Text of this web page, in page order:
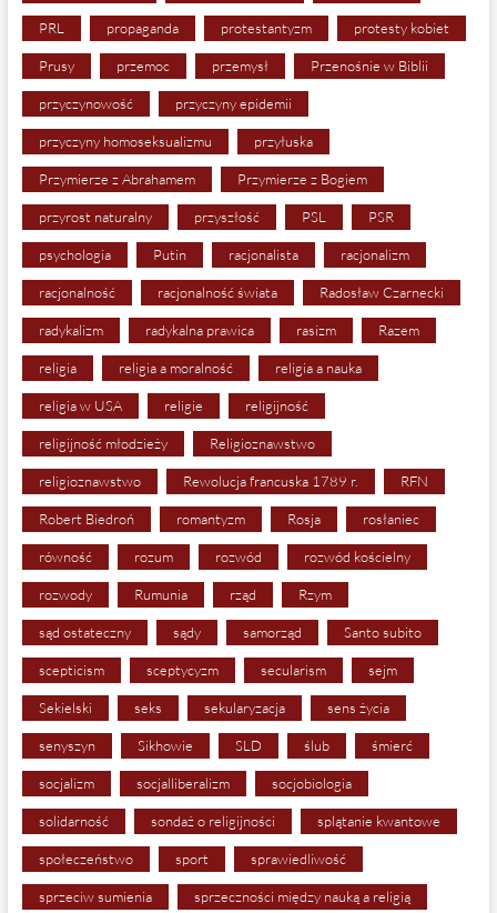
PRL propaganda protestantyzm protesty kobiet
Prusy przemoc przemysł Przenośnie w Biblii
przyczynowość przyczyny epidemii
przyczyny homoseksualizmu przyłuska
Przymierze z Abrahamem Przymierze z Bogiem
przyrost naturalny przyszłość PSL PSR
psychologia Putin racjonalista racjonalizm
racjonalność racjonalność świata Radosław Czarnecki
radykalizm radykalna prawica rasizm Razem
religia religia a moralność religia a nauka
religia w USA religie religijność
religijność młodzieży Religioznawstwo
religioznawstwo Rewolucja francuska 1789 r. RFN
Robert Biedroń romantyzm Rosja rosłaniec
równość rozum rozwód rozwód kościelny
rozwody Rumunia rząd Rzym
sąd ostateczny sądy samorząd Santo subito
scepticism sceptycyzm secularism sejm
Sekielski seks sekularyzacja sens życia
senyszyn Sikhowie SLD ślub śmierć
socjalizm socjalliberalizm socjobiologia
solidarność sondaż o religijności splątanie kwantowe
społeczeństwo sport sprawiedliwość
sprzeciw sumienia sprzeczności między nauką a religią